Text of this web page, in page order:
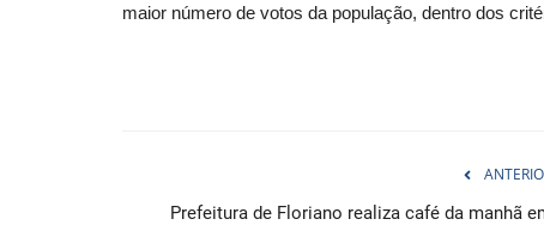
maior número de votos da população, dentro dos
Prefeitura de Floriano realiza café da manhã